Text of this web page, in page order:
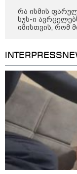
21:03 / 05-08-2026
რამ
გათიშვა - რას
რა ისმის
სუს-ი
იმისთვის, რომ